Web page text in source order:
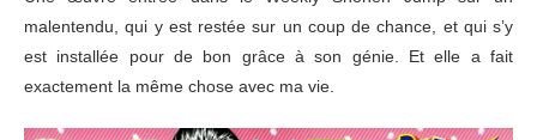
malentendu, qui y est restée sur un coup de chance, et qui s’y
est installée pour de bon grâce à son génie. Et elle a fait
exactement la même chose avec ma vie.